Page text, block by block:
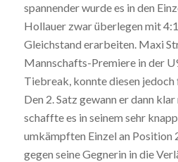
spannender wurde es in den
Hollauer zwar überlegen mit
Gleichstand erarbeiten. Maxi
Mannschafts-Premiere in der
Tiebreak, konnte diesen jedoch
Den 2. Satz gewann er dann
schaffte es in seinem sehr
umkämpften Einzel an Position
gegen seine Gegnerin in die